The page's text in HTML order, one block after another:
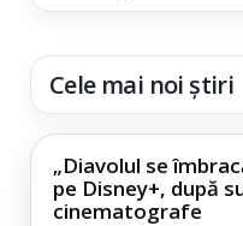
Cele mai noi știri
„Diavolul se
pe Disney+, după
cinematografe